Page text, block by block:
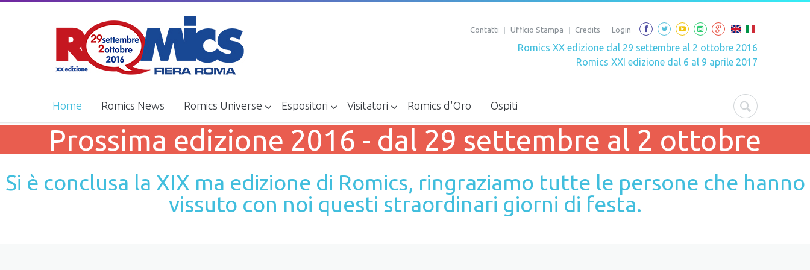
Contatti Ufficio Stampa Credits Login
Romics XX edizione dal 29 settembre al 2 ottobre 2016
Romics XXI edizione dal 6 al 9 aprile 2017
Home Romics News Romics Universe Espositori Visitatori Romics d'Oro Ospiti
Prossima edizione 2016 - dal 29 settembre al 2 ottobre
Si è conclusa la XIX ma edizione di Romics, ringraziamo tutte le persone che hanno
vissuto con noi questi straordinari giorni di festa.